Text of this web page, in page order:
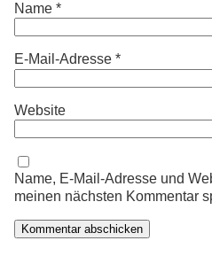
Name *
E-Mail-Adresse *
Website
Name, E-Mail-Adresse und
meinen nächsten Kommentar